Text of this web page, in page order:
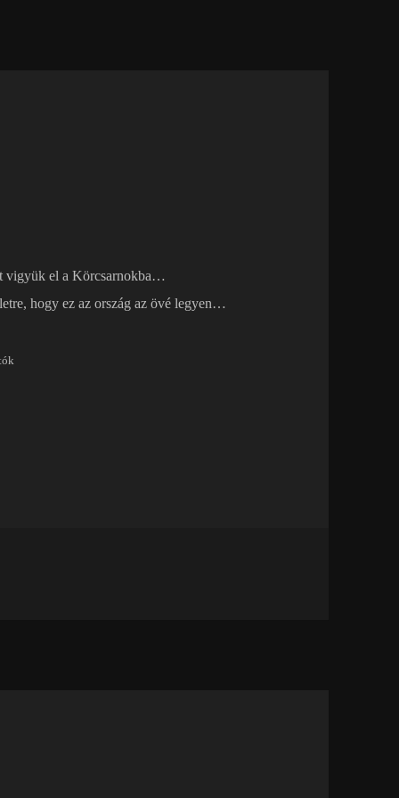
vigyük el a Körcsarnokba…
hogy ez az ország az övé legyen…